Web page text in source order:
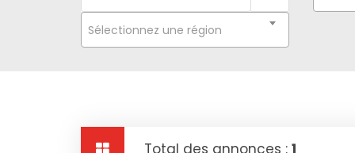
Sélectionnez une région
Total des annonces : 1